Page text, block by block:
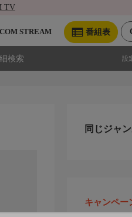
TV
番組表
STREAM
検索 設
同じジャ
キャンペー